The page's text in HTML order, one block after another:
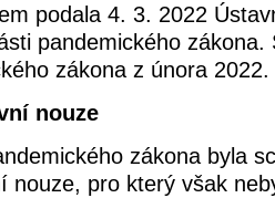
podala 4. 3. 2022
pandemického zákona.
zákona z února 2022.
nouze
zákona byla
nouze, pro který však